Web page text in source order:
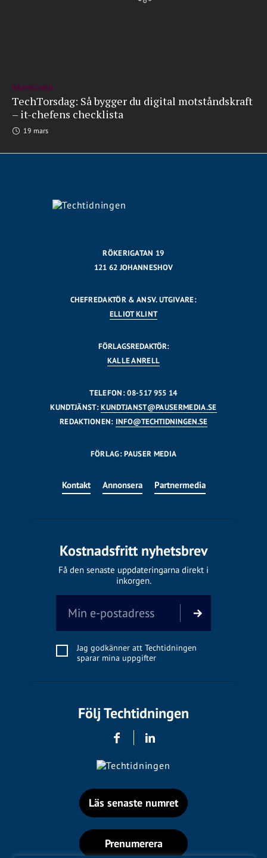
BRANSCHEN
TechTorsdag: Så bygger du digital motståndskraft
– it-chefens checklista
19 mars
RÖKERIGATAN 19
121 62 JOHANNESHOV
CHEFREDAKTÖR & ANSV. UTGIVARE:
ELLIOT KLINT
FÖRLAGSREDAKTÖR:
KALLE ANRELL
TELEFON: 08-517 955 14
KUNDTJÄNST:KUNDTJANST@PAUSERMEDIA.SE
REDAKTIONEN: INFO@TECHTIDNINGEN.SE
FÖRLAG: PAUSER MEDIA
Kontakt Annonsera Partnermedia
Kostnadsfritt nyhetsbrev
Få den senaste uppdateringarna direkt i
inkorgen.
Jag godkänner att Techtidningen
sparar mina uppgifter
Följ Techtidningen
Läs senaste numret
Prenumerera